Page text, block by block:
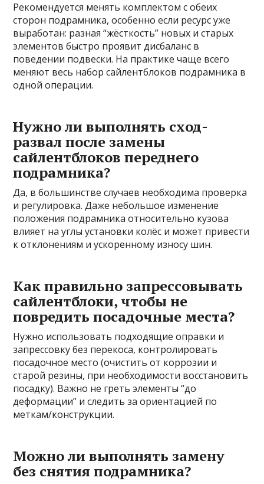
Рекомендуется менять комплектом с обеих
сторон подрамника, особенно если ресурс уже
выработан: разная “жёсткость” новых и старых
элементов быстро проявит дисбаланс в
поведении подвески. На практике чаще всего
меняют весь набор сайлентблоков подрамника в
одной операции.
Нужно ли выполнять сход-
развал после замены
сайлентблоков переднего
подрамника?
Да, в большинстве случаев необходима проверка
и регулировка. Даже небольшое изменение
положения подрамника относительно кузова
влияет на углы установки колёс и может привести
к отклонениям и ускоренному износу шин.
Как правильно запрессовывать
сайлентблоки, чтобы не
повредить посадочные места?
Нужно использовать подходящие оправки и
запрессовку без перекоса, контролировать
посадочное место (очистить от коррозии и
старой резины, при необходимости восстановить
посадку). Важно не греть элементы “до
деформации” и следить за ориентацией по
меткам/конструкции.
Можно ли выполнять замену
без снятия подрамника?